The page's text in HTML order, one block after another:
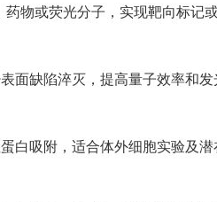
物或荧光分子，实现靶向标记
面缺陷淬灭，提高量子效率和发
白吸附，适合体外细胞实验及潜